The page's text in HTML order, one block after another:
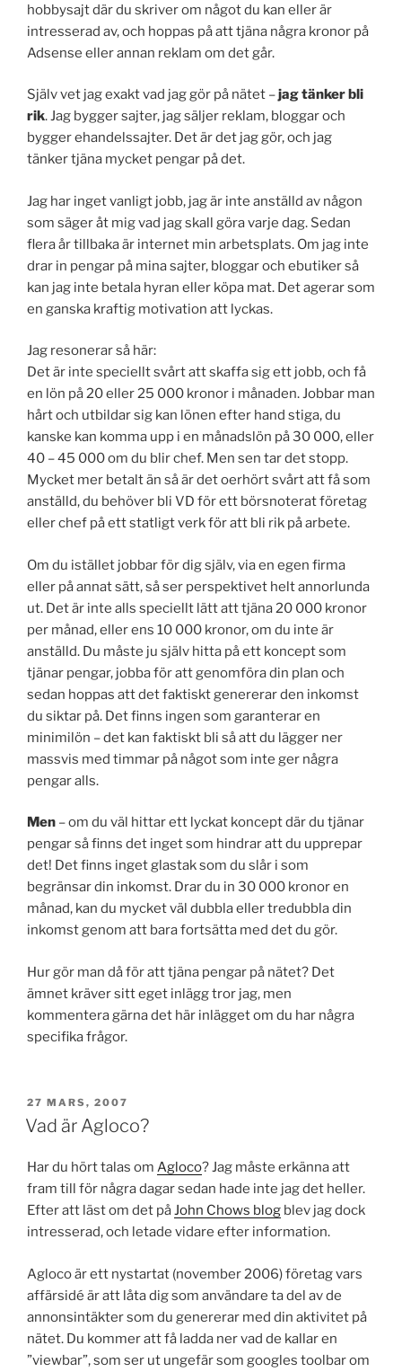
hobbysajt där du skriver om något du kan eller är
intresserad av, och hoppas på att tjäna några kronor på
Adsense eller annan reklam om det går.
Själv vet jag exakt vad jag gör på nätet –jag tänker bli
rik. Jag bygger sajter, jag säljer reklam, bloggar och
bygger ehandelssajter. Det är det jag gör, och jag
tänker tjäna mycket pengar på det.
Jag har inget vanligt jobb, jag är inte anställd av någon
som säger åt mig vad jag skall göra varje dag. Sedan
flera år tillbaka är internet min arbetsplats. Om jag inte
drar in pengar på mina sajter, bloggar och ebutiker så
kan jag inte betala hyran eller köpa mat. Det agerar som
en ganska kraftig motivation att lyckas.
Jag resonerar så här:
Det är inte speciellt svårt att skaffa sig ett jobb, och få
en lön på 20 eller 25 000 kronor i månaden. Jobbar man
hårt och utbildar sig kan lönen efter hand stiga, du
kanske kan komma upp i en månadslön på 30 000, eller
40 – 45 000 om du blir chef. Men sen tar det stopp.
Mycket mer betalt än så är det oerhört svårt att få som
anställd, du behöver bli VD för ett börsnoterat företag
eller chef på ett statligt verk för att bli rik på arbete.
Om du istället jobbar för dig själv, via en egen firma
eller på annat sätt, så ser perspektivet helt annorlunda
ut. Det är inte alls speciellt lätt att tjäna 20 000 kronor
per månad, eller ens 10 000 kronor, om du inte är
anställd. Du måste ju själv hitta på ett koncept som
tjänar pengar, jobba för att genomföra din plan och
sedan hoppas att det faktiskt genererar den inkomst
du siktar på. Det finns ingen som garanterar en
minimilön – det kan faktiskt bli så att du lägger ner
massvis med timmar på något som inte ger några
pengar alls.
Men – om du väl hittar ett lyckat koncept där du tjänar
pengar så finns det inget som hindrar att du upprepar
det! Det finns inget glastak som du slår i som
begränsar din inkomst. Drar du in 30 000 kronor en
månad, kan du mycket väl dubbla eller tredubbla din
inkomst genom att bara fortsätta med det du gör.
Hur gör man då för att tjäna pengar på nätet? Det
ämnet kräver sitt eget inlägg tror jag, men
kommentera gärna det här inlägget om du har några
specifika frågor.
PUBLICERAT
27 MARS, 2007
Vad är Agloco?
Har du hört talas om Agloco? Jag måste erkänna att
fram till för några dagar sedan hade inte jag det heller.
Efter att läst om det påJohn Chows blog blev jag dock
intresserad, och letade vidare efter information.
Agloco är ett nystartat (november 2006) företag vars
affärsidé är att låta dig som användare ta del av de
annonsintäkter som du genererar med din aktivitet på
nätet. Du kommer att få ladda ner vad de kallar en
”viewbar”, som ser ut ungefär som googles toolbar om